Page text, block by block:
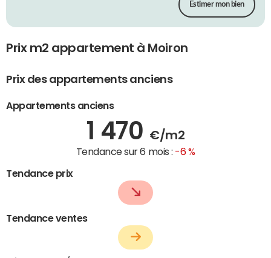
Estimer mon bien
Prix m2 appartement à Moiron
Prix des appartements anciens
Appartements anciens
1 470 €/m2
Tendance sur 6 mois : -6 %
Tendance prix
Tendance ventes